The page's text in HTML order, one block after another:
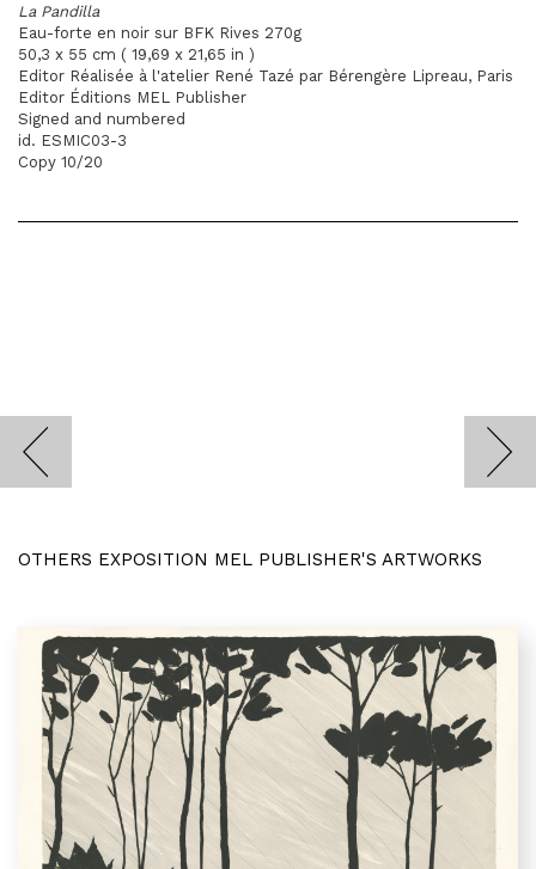
La Pandilla
Eau-forte en noir sur BFK Rives 270g
50,3 x 55 cm ( 19,69 x 21,65 in )
Editor Réalisée à l'atelier René Tazé par Bérengère Lipreau, Paris
Editor Éditions MEL Publisher
Signed and numbered
id. ESMIC03-3
Copy 10/20
OTHERS EXPOSITION MEL PUBLISHER'S ARTWORKS